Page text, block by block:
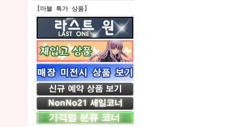
[마블 특가 상품]